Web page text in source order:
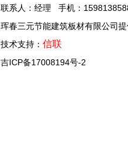
联系人：经理 手机：
珲春三元节能建筑板材有限公司
技术支持： 信联
吉ICP备17008194号-2